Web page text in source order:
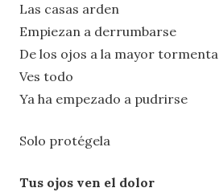
Las casas arden
Empiezan a derrumbarse
De los ojos a la mayor tormenta
Ves todo
Ya ha empezado a pudrirse
Solo protégela
Tus ojos ven el dolor